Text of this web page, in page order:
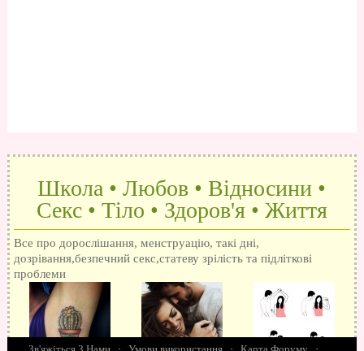
Школа • Любов • Відносини •
Секс • Тіло • Здоров'я • Життя
Все про дорослішання, менструацію, такі дні,
дозрівання,безпечний секс,статеву зрілість та підліткові
проблеми